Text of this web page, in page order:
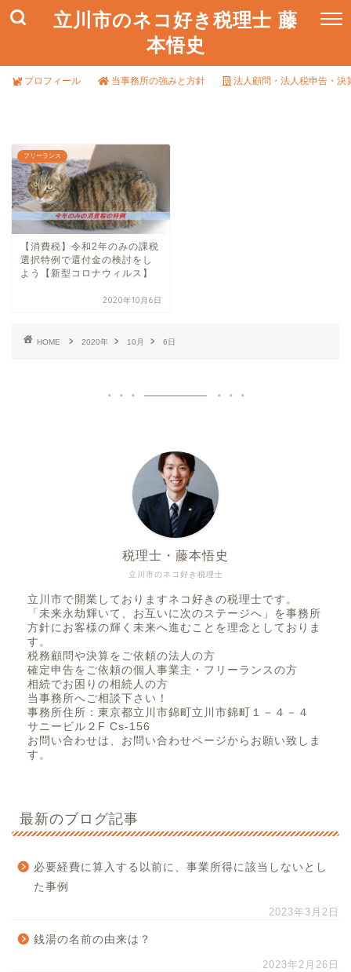
立川市のネコ好き税理士 藤
本悟史
プロフィール 当事務所の強みと方針 法人顧問・法人税申告・決
フリーランス
【消費税】令和2年のみの課税
選択特例で還付金の検討をし
よう【新型コロナウィルス】
2020年10月6日
HOME 2020年 10月 6日
立川市のネコ好き税理士
税理士・藤本悟史
立川市で開業しておりますネコ好きの税理士です。
「未来永劫輝いて、お互いに次のステージへ」を事務所
方針にお客様の輝く未来へ進むことを理念としておりま
す。
税務顧問や決算をご依頼の法人の方
確定申告をご依頼の個人事業主・フリーランスの方
相続でお困りの相続人の方
当事務所へご相談下さい！
事務所住所：東京都立川市錦町立川市錦町１－４－４
サニービル２F Cs-156
お問い合わせは、お問い合わせページからお願い致しま
す。
最新のブログ記事
必要経費に算入する以前に、事業所得に該当しないとし
た事例
2023年3月2日
銭湯の名前の由来は？
2023年2月26日